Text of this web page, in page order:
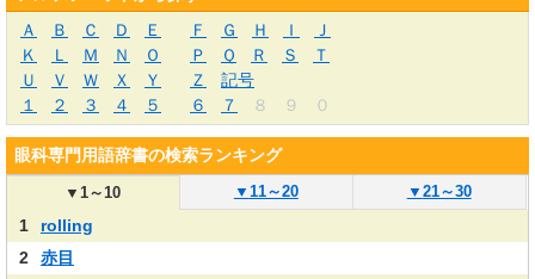
Ａ
Ｂ Ｃ Ｄ Ｅ Ｆ Ｇ Ｈ Ｉ
Ｊ
Ｋ
Ｌ Ｍ Ｎ Ｏ Ｐ Ｑ Ｒ Ｓ
Ｔ
Ｕ
Ｖ Ｗ Ｘ Ｙ Ｚ
記号
１
２ ３ ４ ５ ６ ７ ８ ９ ０
眼科専門用語辞書の検索ランキング
▼1～10 ▼ 11～20 ▼ 21～30
1
rolling
2
赤目